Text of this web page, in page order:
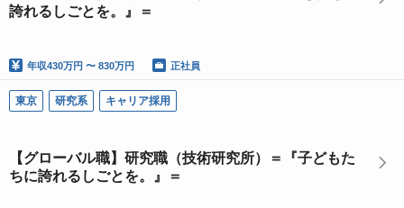
誇れるしごとを。』＝
年収430万円 〜 830万円 正社員
東京 研究系 キャリア採用
【グローバル職】研究職（技術研究所）＝『子どもた
ちに誇れるしごとを。』＝